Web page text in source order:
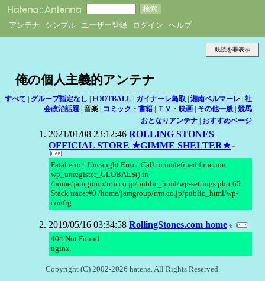
アンテナ シンプル ユーザー登録 ログイン ヘルプ
既読を非表示
俺の個人主義的アンテナ
すべて | グループ指定なし | FOOTBALL| ガイナーレ鳥取| 湘南ベルマーレ | 社
会政治話題| 音楽| コミック・書籍| ＴＶ・映画| その他一般| 競馬
おとなりアンテナ| おすすめページ
2021/01/08 23:12:46 ROLLING STONES
OFFICIAL STORE ★GIMME SHELTER★
Fatal error: Uncaught Error: Call to undefined function
wp_unregister_GLOBALS() in
/home/jamgroup/rrm.co.jp/public_html/wp-settings.php:65
Stack trace:#0 /home/jamgroup/rrm.co.jp/public_html/wp-
config
2019/05/16 03:34:58 RollingStones.com home
404 Not Found
nginx
Copyright (C) 2002-2026 hatena. All Rights Reserved.